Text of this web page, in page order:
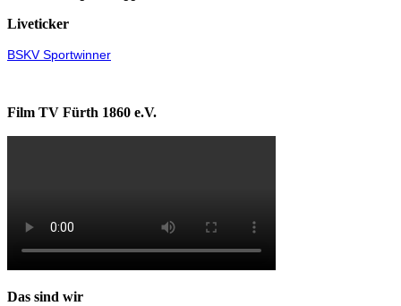
Liveticker
BSKV Sportwinner
Film TV Fürth 1860 e.V.
Das sind wir